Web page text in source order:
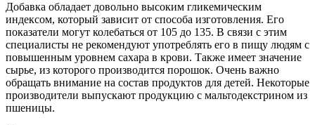
Добавка обладает довольно высоким гликемическим
индексом, который зависит от способа изготовления. Его
показатели могут колебаться от 105 до 135. В связи с этим
специалисты не рекомендуют употреблять его в пищу людям с
повышенным уровнем сахара в крови. Также имеет значение
сырье, из которого производится порошок. Очень важно
обращать внимание на состав продуктов для детей. Некоторые
производители выпускают продукцию с мальтодекстрином из
пшеницы.